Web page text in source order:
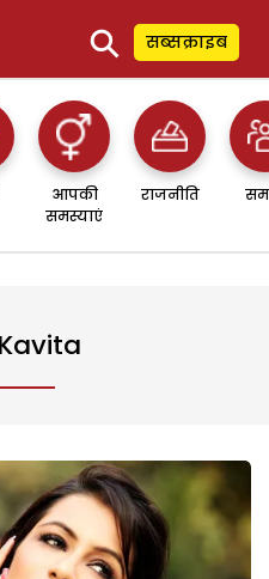
⚲ सब्सक्राइब
आपकी
समस्याएं
राजनीति